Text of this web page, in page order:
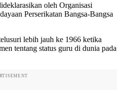
oleh Organisasi
Perserikatan Bangsa-Bangsa
lebih jauh ke 1966 ketika
tentang status guru di dunia pada